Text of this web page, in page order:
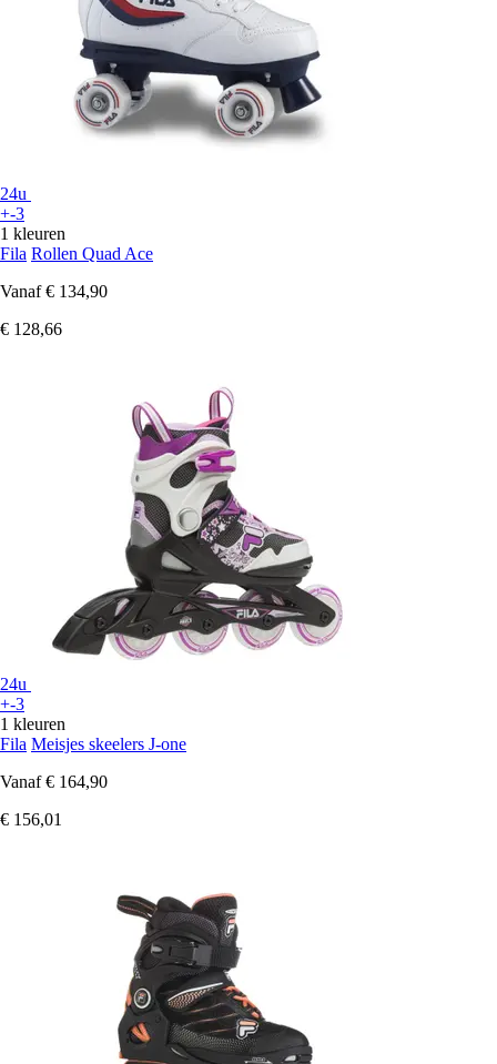
24u
+-3
1 kleuren
Fila Rollen Quad Ace
Vanaf € 134,90
€ 128,66
24u
+-3
1 kleuren
Fila Meisjes skeelers J-one
Vanaf € 164,90
€ 156,01